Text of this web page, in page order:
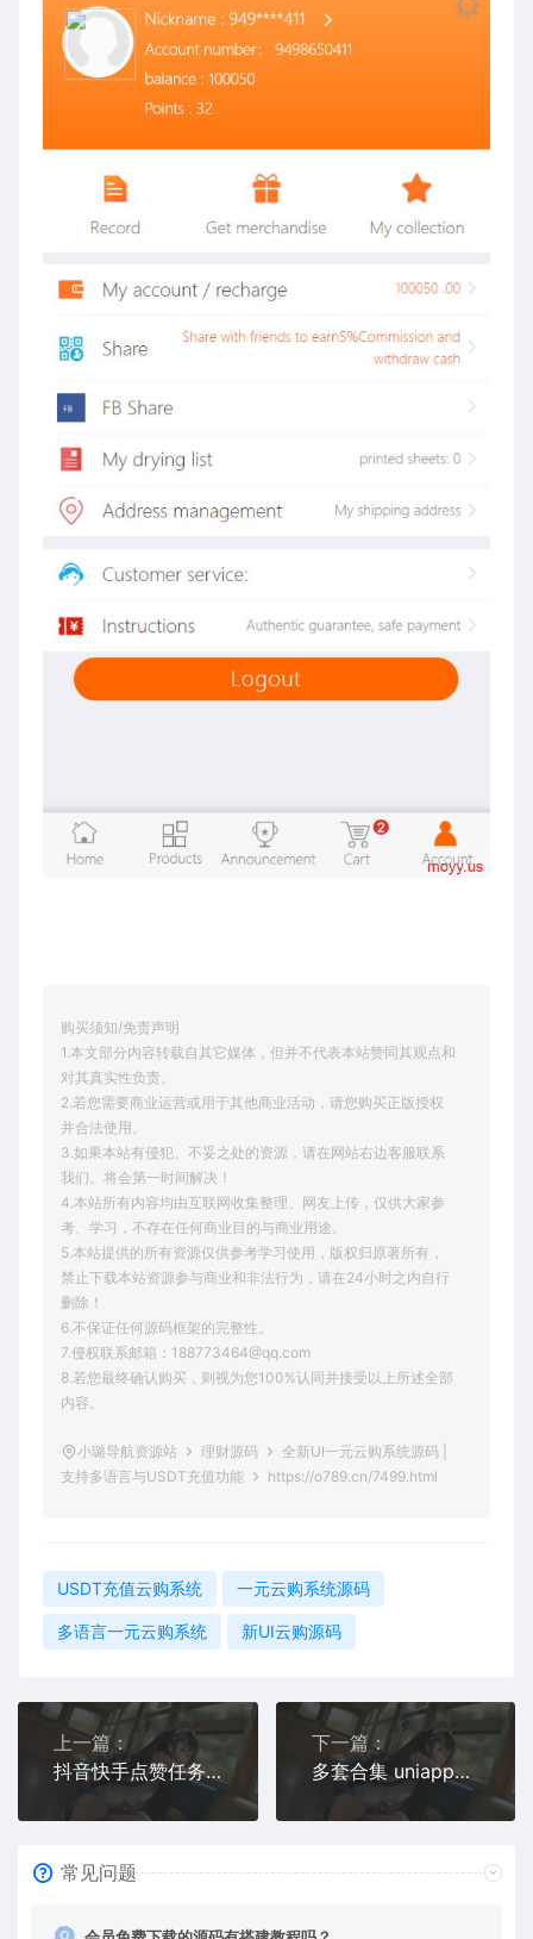
购买须知/免责声明
1.本文部分内容转载自其它媒体，但并不代表本站赞同其观点和
对其真实性负责。
2.若您需要商业运营或用于其他商业活动，请您购买正版授权
并合法使用。
3.如果本站有侵犯、不妥之处的资源，请在网站右边客服联系
我们。将会第一时间解决！
4.本站所有内容均由互联网收集整理、网友上传，仅供大家参
考、学习，不存在任何商业目的与商业用途。
5.本站提供的所有资源仅供参考学习使用，版权归原著所有，
禁止下载本站资源参与商业和非法行为，请在24小时之内自行
删除！
6.不保证任何源码框架的完整性。
7.侵权联系邮箱：188773464@qq.com
8.若您最终确认购买，则视为您100%认同并接受以上所述全部
内容。
小璐导航资源站 理财源码
全新UI一元云购系统源码 |
支持多语言与USDT充值功能
https://o789.cn/7499.html
USDT充值云购系统 一元云购系统源码
多语言一元云购系统 新UI云购源码
上一篇：
抖音快手点赞任务平台源码下载 - 搭建属于自己的短视频点赞系统
下一篇：
多套合集 uniapp伪商城刷单系统
常见问题